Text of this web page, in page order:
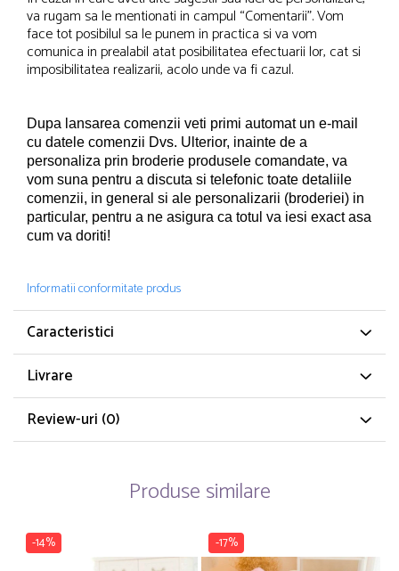
va rugam sa le mentionati in campul “Comentarii”. Vom
face tot posibilul sa le punem in practica si va vom
comunica in prealabil atat posibilitatea efectuarii lor, cat si
imposibilitatea realizarii, acolo unde va fi cazul.
Dupa lansarea comenzii veti primi automat un e-mail
cu datele comenzii Dvs. Ulterior, inainte de a
personaliza prin broderie produsele comandate, va
vom suna pentru a discuta si telefonic toate detaliile
comenzii, in general si ale personalizarii (broderiei) in
particular, pentru a ne asigura ca totul va iesi exact asa
cum va doriti!
Informatii conformitate produs
Caracteristici
Livrare
Review-uri (0)
Produse similare
-14% -17%